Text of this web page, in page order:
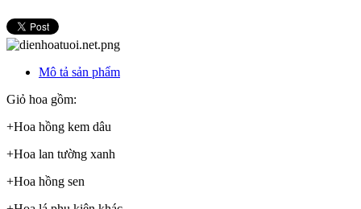
Mô tả sản phẩm
Giỏ hoa gồm:
+Hoa hồng kem dâu
+Hoa lan tường xanh
+Hoa hồng sen